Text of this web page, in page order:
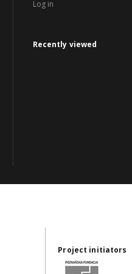
Log in
Recently viewed
Project initiators